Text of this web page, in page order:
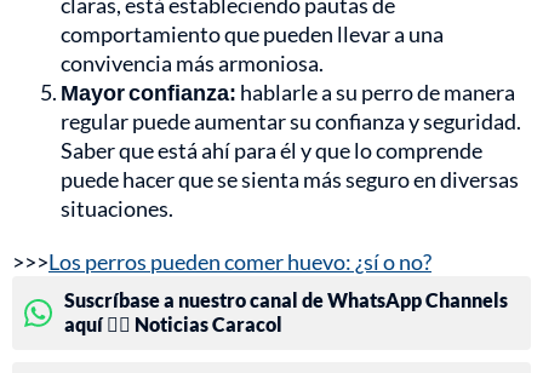
comportamiento que pueden llevar a una
convivencia más armoniosa.
Mayor confianza: hablarle a su perro de manera
regular puede aumentar su confianza y seguridad.
Saber que está ahí para él y que lo comprende
puede hacer que se sienta más seguro en diversas
situaciones.
>>>Los perros pueden comer huevo: ¿sí o no?
Suscríbase a nuestro canal de WhatsApp Channels
aquí 👉🏻 Noticias Caracol